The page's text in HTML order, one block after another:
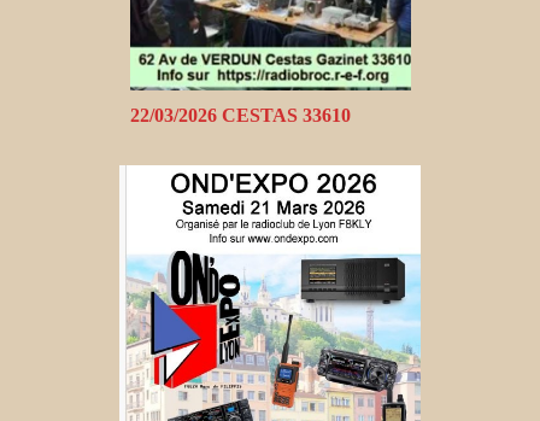
22/03/2026 CESTAS 33610